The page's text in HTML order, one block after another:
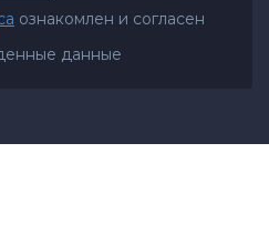
ознакомлен и согласен
данные